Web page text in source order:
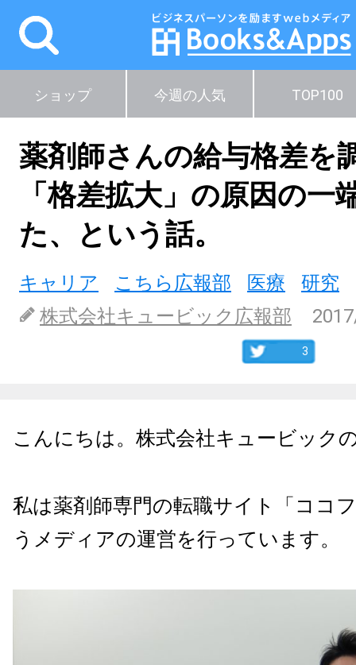
ショップ 今週の人気 TOP100
薬剤師さんの給与格差を
「格差拡大」の原因の一
た、という話。
キャリア こちら広報部 医療
研究
株式会社キュービック広報部
3
こんにちは。株式会社キュービック
私は薬剤師専門の転職サイト「ココ
うメディアの運営を行っています。